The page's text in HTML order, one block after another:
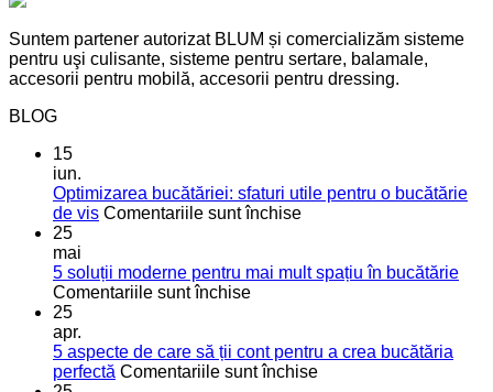
Suntem partener autorizat BLUM și comercializăm sisteme
pentru uşi culisante, sisteme pentru sertare, balamale,
accesorii pentru mobilă, accesorii pentru dressing.
BLOG
15
iun.
Optimizarea bucătăriei: sfaturi utile pentru o bucătărie
de vis Comentariile sunt închisepentru
sfaturi
bucătărie
de
25
mai
5 soluții moderne pentru mai mult spațiu în bucătărie
Comentariile sunt închisepentru
moderne
pentru
25
apr.
5 aspecte de care să ții cont pentru a crea bucătăria
perfectă Comentariile sunt închisepentru